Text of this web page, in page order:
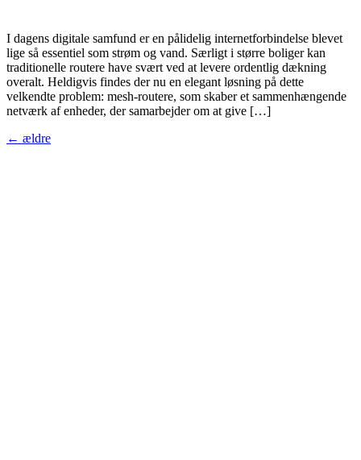
I dagens digitale samfund er en pålidelig internetforbindelse blevet
lige så essentiel som strøm og vand. Særligt i større boliger kan
traditionelle routere have svært ved at levere ordentlig dækning
overalt. Heldigvis findes der nu en elegant løsning på dette
velkendte problem: mesh-routere, som skaber et sammenhængende
netværk af enheder, der samarbejder om at give […]
← ældre